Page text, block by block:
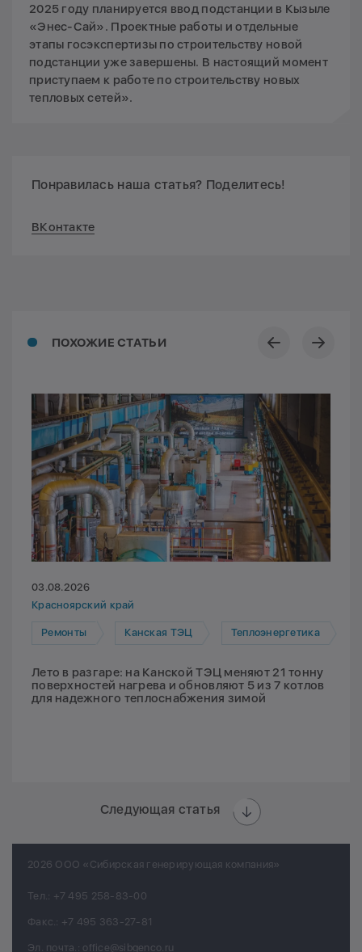
2025 году планируется ввод подстанции в Кызыле
«Энес-Сай». Проектные работы и отдельные
этапы госэкспертизы по строительству новой
подстанции уже завершены. В настоящий момент
приступаем к работе по строительству новых
тепловых сетей».
Понравилась наша статья? Поделитесь!
ВКонтакте
ПОХОЖИЕ СТАТЬИ
03.08.2026
Красноярский край
Ремонты Канская ТЭЦ Теплоэнергетика
Лето в разгаре: на Канской ТЭЦ меняют 21 тонну
поверхностей нагрева и обновляют 5 из 7 котлов
для надежного теплоснабжения зимой
Следующая статья
2026 ООО «Сибирская генерирующая компания»
Тел.: +7 495 258-83-00
Факс.: +7 495 363-27-81
Эл. почта.: office@sibgenco.ru